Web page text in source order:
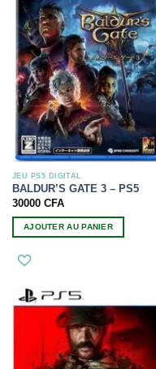
JEU PS5 DIGITAL
BALDUR’S GATE 3 – PS5
30000 CFA
AJOUTER AU PANIER